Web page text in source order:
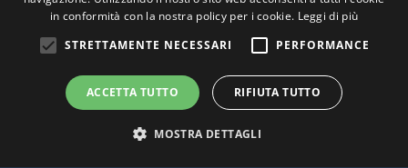
n.74, 00196 Roma (RM)
in conformità con la nostra policy per i cookie. Leggi di più
STRETTAMENTE NECESSARI
PERFORMANCE
ACCETTA TUTTO RIFIUTA TUTTO
MOSTRA DETTAGLI